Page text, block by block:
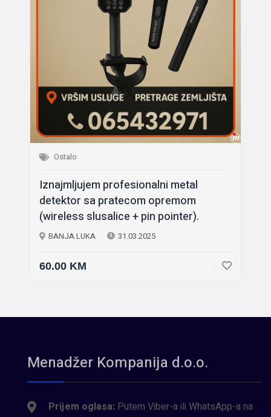
Ostalo
Iznajmljujem profesionalni metal
detektor sa pratecom opremom
(wireless slusalice + pin pointer).
BANJA LUKA 31.03.2025
60.00 KM
Menadžer Kompanija d.o.o.
Prijem oglasa: Putem Viber-a ili WhatsApp-a na